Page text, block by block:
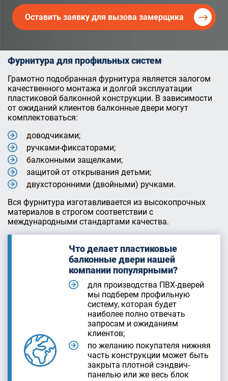
Оставить заявку для вызова замерщика
Фурнитура для профильных систем
Грамотно подобранная фурнитура является залогом
качественного монтажа и долгой эксплуатации
пластиковой балконной конструкции. В зависимости
от ожиданий клиентов балконные двери могут
комплектоваться:
доводчиками;
ручками-фиксаторами;
балконными защелками;
защитой от открывания детьми;
двухсторонними (двойными) ручками.
Вся фурнитура изготавливается из высокопрочных
материалов в строгом соответствии с
международными стандартами качества.
Что делает пластиковые
балконные двери нашей
компании популярными?
для производства ПВХ-дверей
мы подберем профильную
систему, которая будет
наиболее полно отвечать
запросам и ожиданиям
клиентов;
по желанию покупателя нижняя
часть конструкции может быть
закрыта плотной сэндвич-
панелью или же весь блок